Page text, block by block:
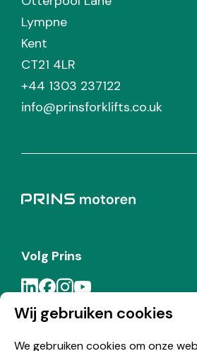
Wij gebruiken cookies
We gebruiken cookies om onze
Lympne
Kent
CT21 4LR
+44 1303 237122
info@prinsforklifts.co.uk
Volg Prins
Meld je aan voor de Prins